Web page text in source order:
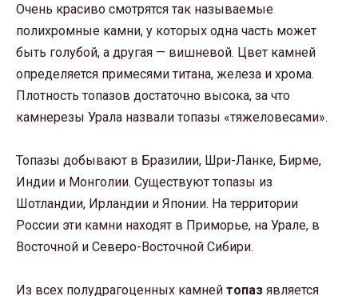
Очень красиво смотрятся так называемые
полихромные камни, у которых одна часть может
быть голубой, а другая — вишневой. Цвет камней
определяется примесями титана, железа и хрома.
Плотность топазов достаточно высока, за что
камнерезы Урала назвали топазы «тяжеловесами».
Топазы добывают в Бразилии, Шри-Ланке, Бирме,
Индии и Монголии. Существуют топазы из
Шотландии, Ирландии и Японии. На территории
России эти камни находят в Приморье, на Урале, в
Восточной и Северо-Восточной Сибири.
Из всех полудрагоценных камней топаз является